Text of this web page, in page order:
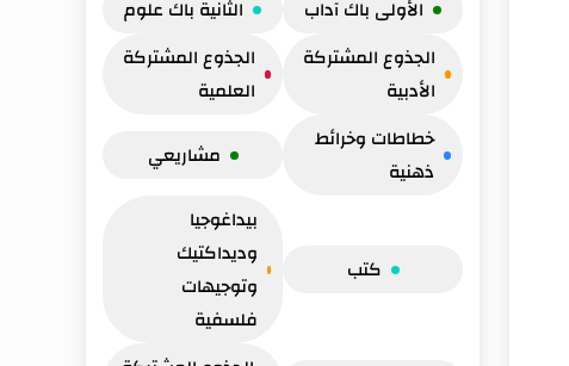
الأولى باك آداب الثانية باك علوم
الجذوع المشتركة
الأدبية
الجذوع المشتركة
العلمية
خطاطات وخرائط
ذهنية
مشاريعي
كتب
بيداغوجيا
وديداكتيك
وتوجيهات
فلسفية